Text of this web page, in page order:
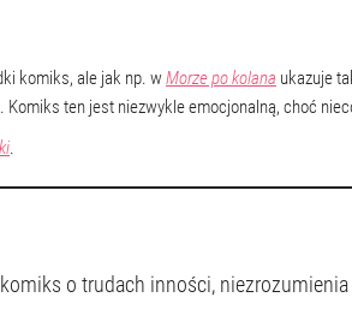
komiks, ale jak np. wMorze po kolana ukazuje
ten jest niezwykle emocjonalną, choć
.
o trudach inności,